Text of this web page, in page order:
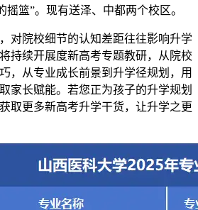
摇篮”。现有送泽、中都两个校区。
院校细节的认知差距往往影响升学
持续开展度新高考专题教研，从院校
，从专业成长前景到升学径规划，用
家长赋能。若您正为孩子的升学规划
取更多新高考升学干货，让升学之更